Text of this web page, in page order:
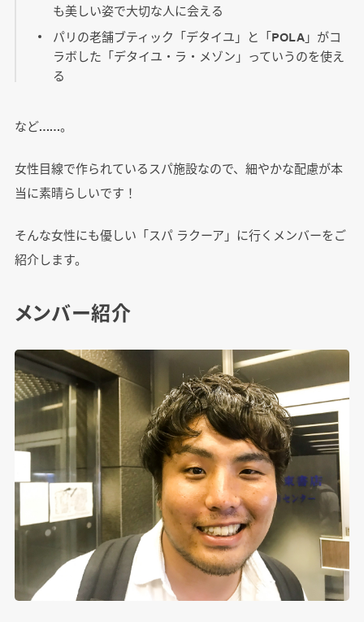
も美しい姿で大切な人に会える
パリの老舗ブティック「デタイユ」と「POLA」がコ
ラボした「デタイユ・ラ・メゾン」っていうのを使え
る
など……。
女性目線で作られているスパ施設なので、細やかな配慮が本
当に素晴らしいです！
そんな女性にも優しい「スパ ラクーア」に行くメンバーをご
紹介します。
メンバー紹介